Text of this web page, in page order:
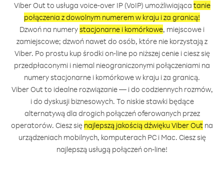
Viber Out to usługa voice-over IP (VoIP) umożliwiająca tanie
połączenia z dowolnym numerem w kraju i za granicą!
Dzwoń na numerystacjonarne i komórkowe, miejscowe i
zamiejscowe; dzwoń nawet do osób, które nie korzystają z
Viber. Po prostu kup środki on-line po niższej cenie i ciesz się
przedpłaconymi i niemal nieograniczonymi połączeniami na
numery stacjonarne i komórkowe w kraju i za granicą.
Viber Out to idealne rozwiązanie — i do codziennych rozmów,
i do dyskusji biznesowych. To niskie stawki będące
alternatywą dla drogich połączeń oferowanych przez
operatorów. Ciesz się najlepszą jakością dźwięku Viber Out na
urządzeniach mobilnych, komputerach PC i Mac. Ciesz się
najlepszą usługą połączeń on-line!